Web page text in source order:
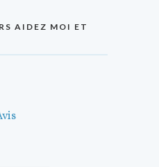
AIDEZ MOI ET